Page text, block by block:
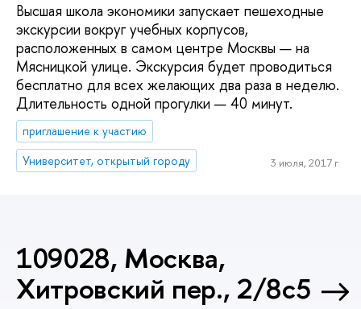
Высшая школа экономики запускает пешеходные
экскурсии вокруг учебных корпусов,
расположенных в самом центре Москвы — на
Мясницкой улице. Экскурсия будет проводиться
бесплатно для всех желающих два раза в неделю.
Длительность одной прогулки — 40 минут.
приглашение к участию
Университет, открытый городу
3 июля, 2017 г.
109028, Москва,
Хитровский пер., 2/8с5